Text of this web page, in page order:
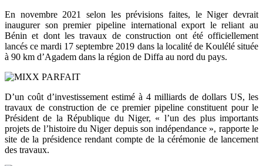
En novembre 2021 selon les prévisions faites, le Niger devrait
inaugurer son premier pipeline international export le reliant au
Bénin et dont les travaux de construction ont été officiellement
lancés ce mardi 17 septembre 2019 dans la localité de Koulélé située
à 90 km d’Agadem dans la région de Diffa au nord du pays.
D’un coût d’investissement estimé à 4 milliards de dollars US, les
travaux de construction de ce premier pipeline constituent pour le
Président de la République du Niger, « l’un des plus importants
projets de l’histoire du Niger depuis son indépendance », rapporte le
site de la présidence rendant compte de la cérémonie de lancement
des travaux.